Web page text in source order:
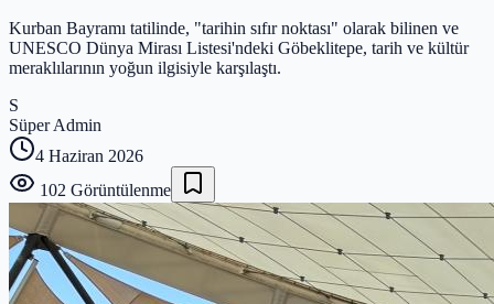
Kurban Bayramı tatilinde, "tarihin sıfır noktası" olarak bilinen ve
UNESCO Dünya Mirası Listesi'ndeki Göbeklitepe, tarih ve kültür
meraklılarının yoğun ilgisiyle karşılaştı.
S
Süper Admin
4 Haziran 2026
102 Görüntülenme